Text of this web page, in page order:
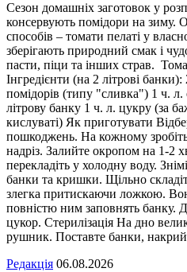
Сезон домашніх заготовок у
консервують помідори на зиму.
способів – томати пелаті у
зберігають природний смак і
пасти, піци та інших страв.
Інгредієнти (на 2 літрові
помідорів (типу "сливка") 1 ч. л.
літрову банку 1 ч. л. цукру (за
кислуваті) Як приготувати
пошкоджень. На кожному
надріз. Залийте окропом на 1-2
перекладіть у холодну воду.
банки та кришки. Щільно
злегка притискаючи ложкою.
повністю ним заповнять банку.
цукор. Стерилізація На дно
рушник. Поставте банки,
Редакція 06.08.2026